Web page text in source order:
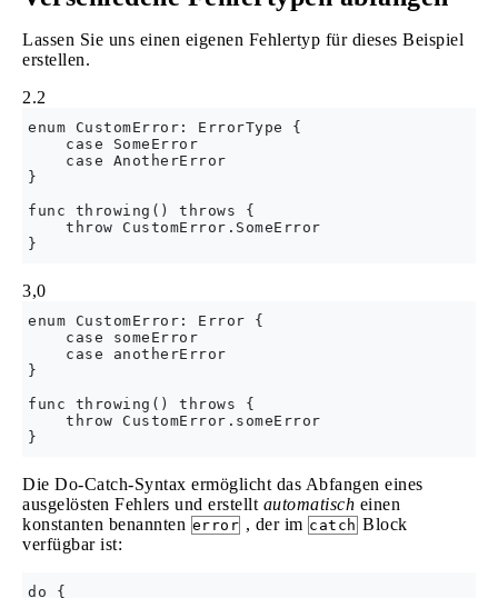
Lassen Sie uns einen eigenen Fehlertyp für dieses Beispiel
erstellen.
2.2
enum CustomError: ErrorType {
    case SomeError
    case AnotherError
}
func throwing() throws {
    throw CustomError.SomeError
3,0
enum CustomError: Error {
    case someError
    case anotherError
}
func throwing() throws {
    throw CustomError.someError
Die Do-Catch-Syntax ermöglicht das Abfangen eines
ausgelösten Fehlers und erstellt automatisch einen
konstanten benannten error , der im catch Block
verfügbar ist:
do {